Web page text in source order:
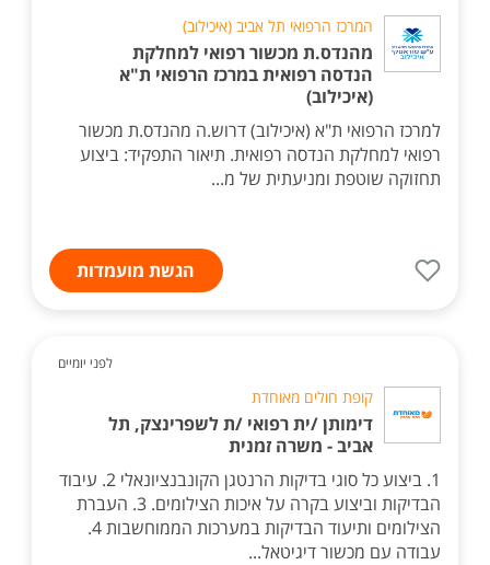
המרכז הרפואי תל אביב (איכילוב)
מהנדס.ת מכשור רפואי למחלקת
הנדסה רפואית במרכז הרפואי ת"א
(איכילוב)
למרכז הרפואי ת"א (איכילוב) דרוש.ה מהנדס.ת מכשור
רפואי למחלקת הנדסה רפואית. תיאור התפקיד: ביצוע
תחזוקה שוטפת ומניעתית של מ...
הגשת מועמדות
לפני יומיים
קופת חולים מאוחדת
דימותן /ית רפואי /ת לשפרינצק, תל
אביב - משרה זמנית
1. ביצוע כל סוגי בדיקות הרנטגן הקונבנציונאלי 2. עיבוד
הבדיקות וביצוע בקרה על איכות הצילומים. 3. העברת
הצילומים ותיעוד הבדיקות במערכות הממוחשבות 4.
עבודה עם מכשור דיגיטאל...